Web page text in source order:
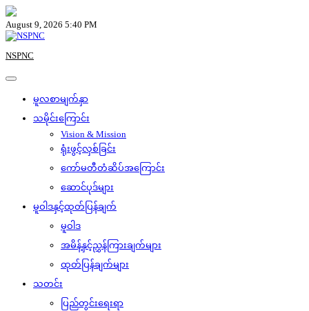
Skip
to
content
August 9, 2026 5:40 PM
NSPNC
မူလစာမျက်နှာ
သမိုင်းကြောင်း
Vision & Mission
ရုံးဖွင့်လှစ်ခြင်း
ကော်မတီတံဆိပ်အကြောင်း
ဆောင်ပုဒ်များ
မူဝါဒနှင့်ထုတ်ပြန်ချက်
မူဝါဒ
အမိန့်နှင့်ညွှန်ကြားချက်များ
ထုတ်ပြန်ချက်များ
သတင်း
ပြည်တွင်းရေးရာ